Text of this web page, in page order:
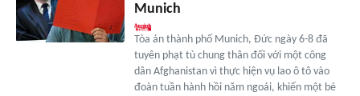
Munich
Tòa án thành phố Munich, Đức ngày 6-8 đã
tuyên phạt tù chung thân đối với một công
dân Afghanistan vì thực hiện vụ lao ô tô vào
đoàn tuần hành hồi năm ngoái, khiến một bé